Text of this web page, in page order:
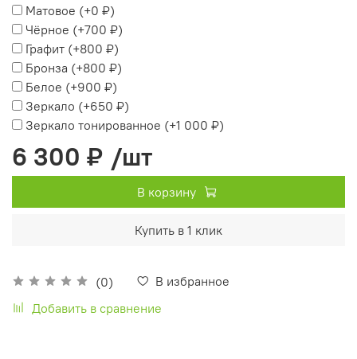
(0)
В избранное
Добавить в сравнение
Матовое (+0 ₽)
Чёрное (+700 ₽)
Графит (+800 ₽)
Бронза (+800 ₽)
Белое (+900 ₽)
Зеркало (+650 ₽)
Зеркало тонированное (+1 000 ₽)
6 300 ₽ /шт
В корзину
Купить в 1 клик